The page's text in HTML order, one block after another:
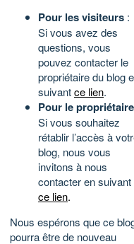
Pour les visiteurs :
Si vous avez des
questions, vous
pouvez contacter le
propriétaire du blog
suivantce lien.
Pour le propriétaire
Si vous souhaitez
rétablir l’accès à
blog, nous vous
invitons à nous
contacter en suivant
ce lien.
Nous espérons que ce
pourra être de nouveau